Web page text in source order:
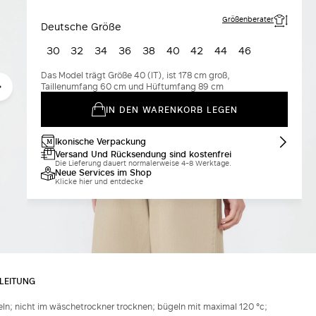
Deutsche Größe Größenberater
30 32 34 36 38 40 42 44 46
Das Model trägt Größe 40 (IT), ist 178 cm groß,
Taillenumfang 60 cm und Hüftumfang 89 cm
IN DEN WARENKORB LEGEN
Ikonische Verpackung
Versand Und Rücksendung sind kostenfrei
Die Lieferung dauert normalerweise 4-8 Werktage.
Neue Services im Shop
Klicke hier und entdecke
nicht im wäschetrockner trocknen; bügeln mit maximal 120 °c;